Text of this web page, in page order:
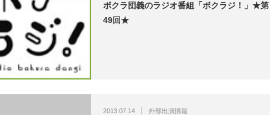
ボクラ団義のラジオ番組「ボクラジ！」★第
49回★
2013.07.14 外部出演情報